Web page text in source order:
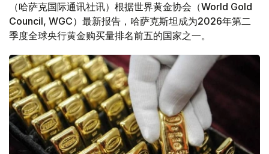
（哈萨克国际通讯社讯）根据世界黄金协会（World Gold
Council, WGC）最新报告，哈萨克斯坦成为2026年第二
季度全球央行黄金购买量排名前五的国家之一。